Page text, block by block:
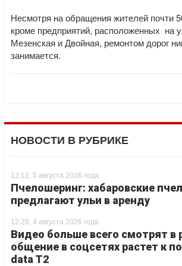
Несмотря на обращения жителей почти
кроме предприятий, расположенных на
Мезенская и Двойная, ремонтом дорог
занимается.
НОВОСТИ В РУБРИКЕ
12:12, 5 августа 2026 года
Пчелошеринг: хабаровские
предлагают ульи в аренду
12:28, 4 августа 2026 года
Видео больше всего смотрят в
общение в соцсетях растет к
data T2